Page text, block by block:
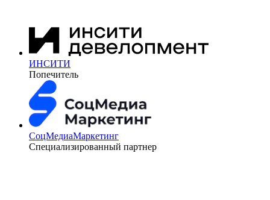
ИНСИТИ
Попечитель
СоцМедиаМаркетинг
Специализированный партнер